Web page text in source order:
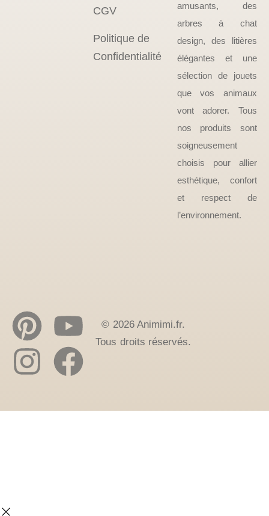
CGV
Politique de
Confidentialité
amusants, des
arbres à chat
design, des litières
élégantes et une
sélection de jouets
que vos animaux
vont adorer. Tous
nos produits sont
soigneusement
choisis pour allier
esthétique, confort
et respect de
l’environnement.
© 2026 Animimi.fr.
Tous droits réservés.